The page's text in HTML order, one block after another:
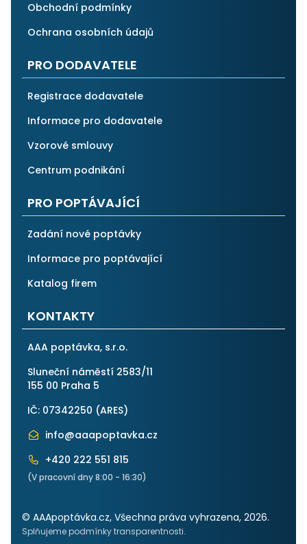
Obchodní podmínky
Ochrana osobních údajů
PRO DODAVATELE
Registrace dodavatele
Informace pro dodavatele
Vzorové smlouvy
Centrum podnikání
PRO POPTÁVAJÍCÍ
Zadání nové poptávky
Informace pro poptávající
Katalog firem
KONTAKTY
AAA poptávka, s.r.o.
Sluneční náměstí 2583/11
155 00 Praha 5
IČ: 07342250 (ARES)
info@aaapoptavka.cz
+420 222 551 815
(V pracovní dny 8:00 - 16:30)
© AAApoptávka.cz, Všechna práva vyhrazena, 2026.
Splňujeme podmínky transparentnosti.